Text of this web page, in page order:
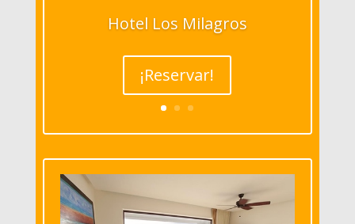
Hotel Los Milagros
¡Reservar!